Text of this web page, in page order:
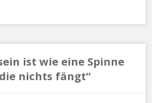
ist wie eine Spinne
nichts fängt“